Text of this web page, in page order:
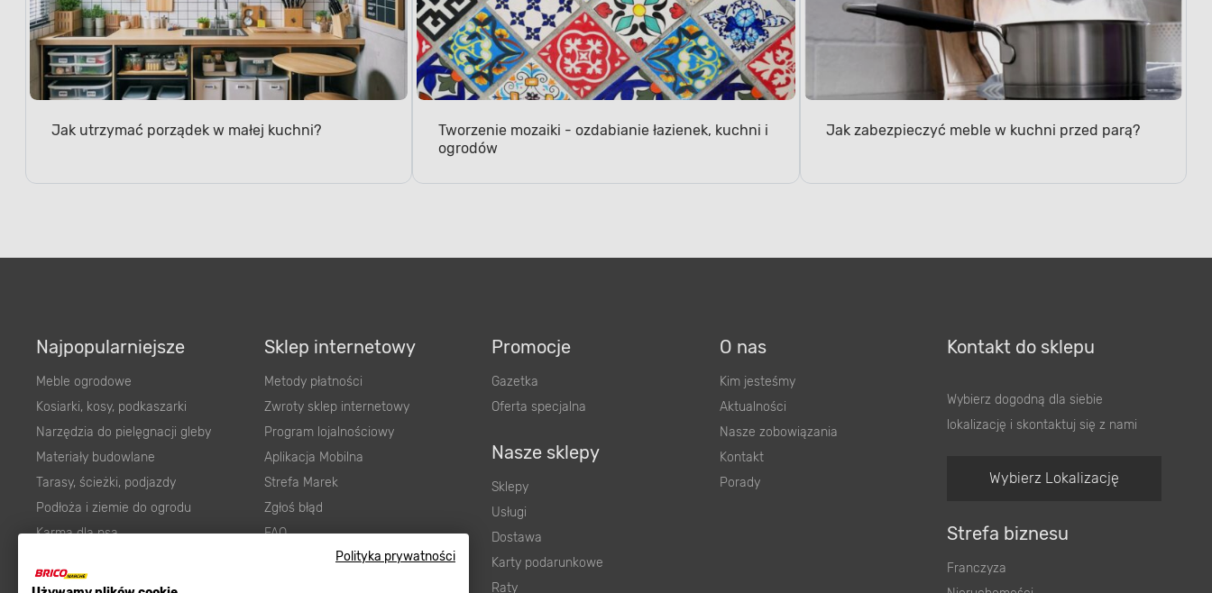
Polityka prywatności
Jak utrzymać porządek w małej kuchni?
Tworzenie mozaiki - ozdabianie łazienek, kuchni i
ogrodów
Jak zabezpieczyć meble w kuchni przed parą?
Najpopularniejsze
Meble ogrodowe
Kosiarki, kosy, podkaszarki
Narzędzia do pielęgnacji gleby
Materiały budowlane
Tarasy, ścieżki, podjazdy
Podłoża i ziemie do ogrodu
Karma dla psa
Farby wewnętrzne białe
Sklep internetowy
Metody płatności
Zwroty sklep internetowy
Program lojalnościowy
Aplikacja Mobilna
Strefa Marek
Zgłoś błąd
FAQ
Prawny obowiązek zapewnienia
Promocje
Gazetka
Oferta specjalna
Nasze sklepy
Sklepy
Usługi
Dostawa
Karty podarunkowe
Raty
O nas
Kim jesteśmy
Aktualności
Nasze zobowiązania
Kontakt
Porady
Kontakt do sklepu
Wybierz dogodną dla siebie
lokalizację i skontaktuj się z nami
Wybierz Lokalizację
Strefa biznesu
Franczyza